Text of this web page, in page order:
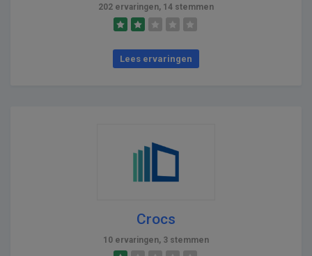
202 ervaringen, 14 stemmen
Lees ervaringen
Crocs
10 ervaringen, 3 stemmen